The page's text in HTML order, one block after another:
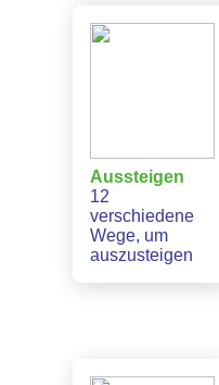
Aussteigen
12
verschiedene
Wege, um
auszusteigen